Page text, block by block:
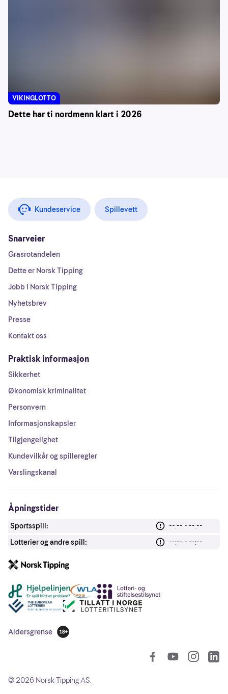
Dette har ti nordmenn klart i 2026
VIKINGLOTTO
Kundeservice Spillevett
Snarveier
Grasrotandelen
Dette er Norsk Tipping
Jobb i Norsk Tipping
Nyhetsbrev
Presse
Kontakt oss
Praktisk informasjon
Sikkerhet
Økonomisk kriminalitet
Personvern
Informasjonskapsler
Tilgjengelighet
Kundevilkår og spilleregler
Varslingskanal
Åpningstider
Sportsspill:
--:-- - --:--
Lotterier og andre spill:
--:-- - --:--
Andre lenker
Aldersgrense
18 år
© 2026 Norsk Tipping AS.